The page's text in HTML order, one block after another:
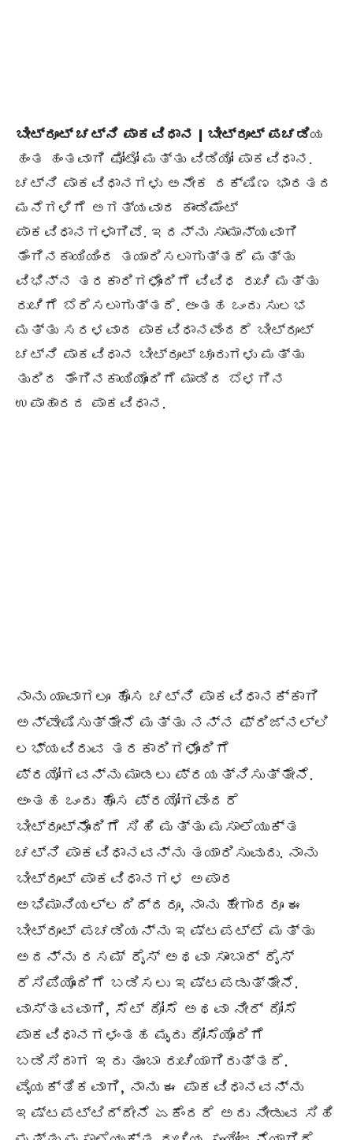
ಬೀಟ್ರೂಟ್ ಚಟ್ನಿ ಪಾಕವಿಧಾನ | ಬೀಟ್ರೂಟ್ ಪಚಡಿಯ
ಹಂತ ಹಂತವಾಗಿ ಫೋಟೋ ಮತ್ತು ವಿಡಿಯೋ ಪಾಕವಿಧಾನ.
ಚಟ್ನಿ ಪಾಕವಿಧಾನಗಳು ಅನೇಕ ದಕ್ಷಿಣ ಭಾರತದ
ಮನೆಗಳಿಗೆ ಅಗತ್ಯವಾದ ಕಾಂಡಿಮೆಂಟ್
ಪಾಕವಿಧಾನಗಳಾಗಿವೆ. ಇದನ್ನು ಸಾಮಾನ್ಯವಾಗಿ
ತೆಂಗಿನಕಾಯಿಯಿಂದ ತಯಾರಿಸಲಾಗುತ್ತದೆ ಮತ್ತು
ವಿಭಿನ್ನ ತರಕಾರಿಗಳೊಂದಿಗೆ ವಿವಿಧ ರುಚಿ ಮತ್ತು
ರುಚಿಗೆ ಬೆರೆಸಲಾಗುತ್ತದೆ. ಅಂತಹ ಒಂದು ಸುಲಭ
ಮತ್ತು ಸರಳವಾದ ಪಾಕವಿಧಾನವೆಂದರೆ ಬೀಟ್ರೂಟ್
ಚಟ್ನಿ ಪಾಕವಿಧಾನ ಬೀಟ್ರೂಟ್ ಚೂರುಗಳು ಮತ್ತು
ತುರಿದ ತೆಂಗಿನಕಾಯಿಯೊಂದಿಗೆ ಮಾಡಿದ ಬೆಳಗಿನ
ಉಪಾಹಾರದ ಪಾಕವಿಧಾನ.
ನಾನು ಯಾವಾಗಲೂ ಹೊಸ ಚಟ್ನಿ ಪಾಕವಿಧಾನಕ್ಕಾಗಿ
ಅನ್ವೇಷಿಸುತ್ತೇನೆ ಮತ್ತು ನನ್ನ ಫ್ರಿಜ್‌ನಲ್ಲಿ
ಲಭ್ಯವಿರುವ ತರಕಾರಿಗಳೊಂದಿಗೆ
ಪ್ರಯೋಗವನ್ನು ಮಾಡಲು ಪ್ರಯತ್ನಿಸುತ್ತೇನೆ.
ಅಂತಹ ಒಂದು ಹೊಸ ಪ್ರಯೋಗವೆಂದರೆ
ಬೀಟ್‌ರೂಟ್‌ನೊಂದಿಗೆ ಸಿಹಿ ಮತ್ತು ಮಸಾಲೆಯುಕ್ತ
ಚಟ್ನಿ ಪಾಕವಿಧಾನವನ್ನು ತಯಾರಿಸುವುದು. ನಾನು
ಬೀಟ್ರೂಟ್ ಪಾಕವಿಧಾನಗಳ ಅಪಾರ
ಅಭಿಮಾನಿಯಲ್ಲದಿದ್ದರೂ, ನಾನು ಹೇಗಾದರೂ ಈ
ಬೀಟ್ರೂಟ್ ಪಚಡಿಯನ್ನು ಇಷ್ಟಪಟ್ಟೆ ಮತ್ತು
ಅದನ್ನು ರಸಮ್ ರೈಸ್ ಅಥವಾ ಸಾಂಬಾರ್ ರೈಸ್
ರೆಸಿಪಿಯೊಂದಿಗೆ ಬಡಿಸಲು ಇಷ್ಟಪಡುತ್ತೇನೆ.
ವಾಸ್ತವವಾಗಿ, ಸೆಟ್ ದೋಸೆ ಅಥವಾ ನೀರ್ ದೋಸೆ
ಪಾಕವಿಧಾನಗಳಂತಹ ಮೃದು ದೋಸೆಯೊಂದಿಗೆ
ಬಡಿಸಿದಾಗ ಇದು ತುಂಬಾ ರುಚಿಯಾಗಿರುತ್ತದೆ.
ವೈಯಕ್ತಿಕವಾಗಿ, ನಾನು ಈ ಪಾಕವಿಧಾನವನ್ನು
ಇಷ್ಟಪಟ್ಟಿದ್ದೇನೆ ಏಕೆಂದರೆ ಅದು ನೀಡುವ ಸಿಹಿ